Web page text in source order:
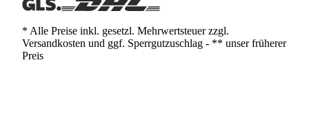
* Alle Preise inkl. gesetzl. Mehrwertsteuer zzgl.
Versandkosten und ggf. Sperrgutzuschlag - ** unser früherer
Preis